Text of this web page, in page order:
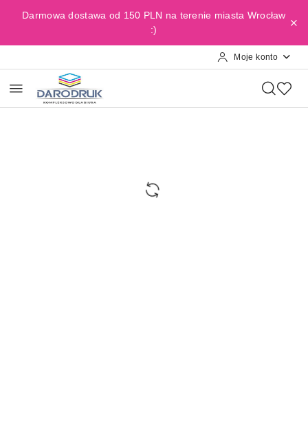
Przejdź do treści głównej
Przejdź do wyszukiwarki
Przejdź do moje konto
Przejdź do menu głównego
Przejdź do opisu produktu
Przejdź do stopki
Darmowa dostawa od 150 PLN na terenie miasta Wrocław
:)
Moje konto